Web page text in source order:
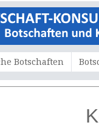
Botschaften